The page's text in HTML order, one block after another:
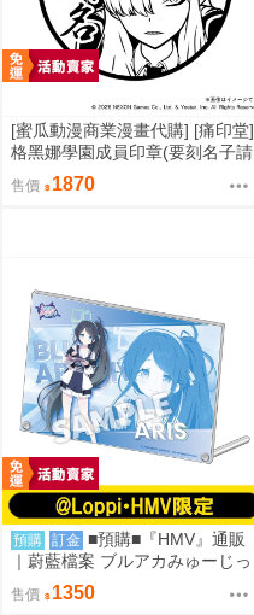
[蜜瓜動漫商業漫畫代購] [痛印堂]
格黑娜學園成員印章(要刻名子請
下單備註)(預約至8/28)(12月預
約)(蔚藍檔案)
售價 1870
預購 訂金 ■預購■『HMV』通販
｜蔚藍檔案 ブルアカみゅーじっ
く♪3D LIVE『遊戲開發部』壓克
力板。[0912]
售價 1350